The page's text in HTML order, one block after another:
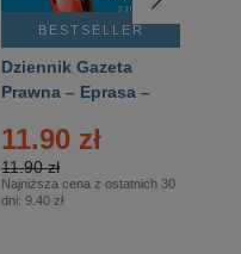
BESTSELLER
Dziennik Gazeta
Prawna – Eprasa –
11.90 zł
11.90 zł
Najniższa cena z ostatnich 30
dni: 9.40 zł